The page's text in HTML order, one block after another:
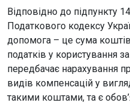
Відповідно до підпункту
Податкового кодексу
допомога – це сума
податків у користування
передбачає нарахування
видів компенсацій у
такими коштами, та є